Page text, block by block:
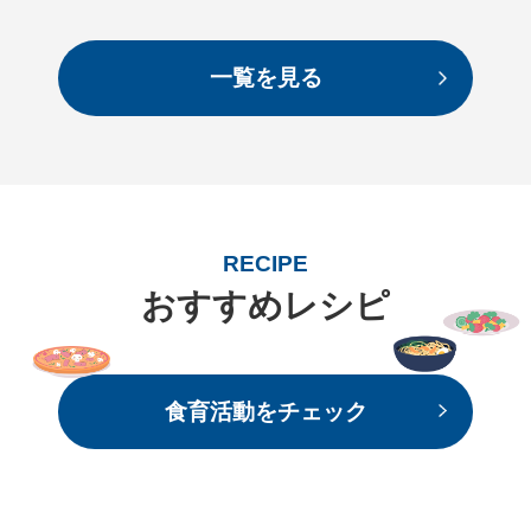
一覧を見る
RECIPE
おすすめレシピ
食育活動をチェック